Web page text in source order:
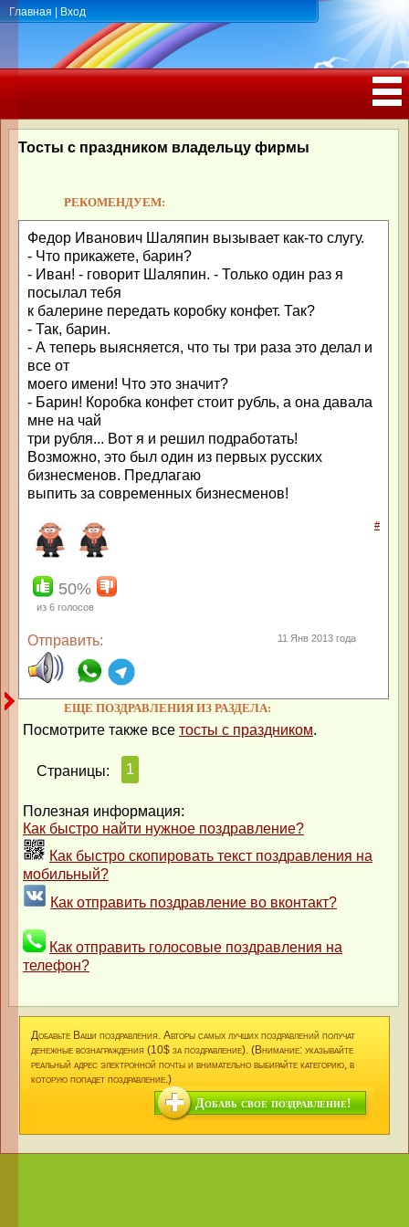
Главная Вход
РОЖДЕНИЯ, ЮБИЛЕЕМ
Тосты с праздником владельцу фирмы
РЕКОМЕНДУЕМ:
Федор Иванович Шаляпин вызывает как-то слугу.
- Что прикажете, барин?
- Иван! - говорит Шаляпин. - Только один раз я
посылал тебя
к балерине передать коробку конфет. Так?
- Так, барин.
- А теперь выясняется, что ты три раза это делал и
все от
моего имени! Что это значит?
- Барин! Коробка конфет стоит рубль, а она давала
мне на чай
три рубля... Вот я и решил подработать!
Возможно, это был один из первых русских
бизнесменов. Предлагаю
выпить за современных бизнесменов!
#
50%
из 6 голосов
Отправить: 11 Янв 2013 года
ЕЩЕ ПОЗДРАВЛЕНИЯ ИЗ РАЗДЕЛА:
Посмотрите также все тосты с праздником.
Страницы: 1
Полезная информация:
Как быстро найти нужное поздравление?
Как быстро скопировать текст поздравления на
мобильный?
Как отправить поздравление во вконтакт?
Как отправить голосовые поздравления на
телефон?
Добавьте Ваши поздравления. Авторы самых лучших поздравлений получат
денежные вознаграждения (10$ за поздравление). (Внимание: указывайте
реальный адрес электронной почты и внимательно выбирайте категорию, в
которую попадет поздравление.)
Добавь свое поздравление!